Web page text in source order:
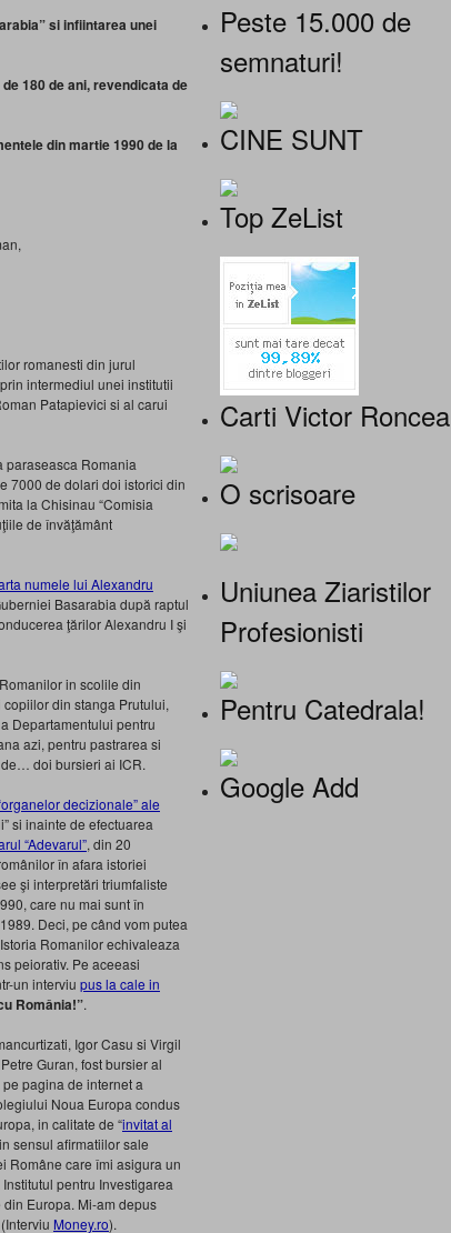
si infiintarea unei
180 de ani, revendicata de
din martie 1990 de la
romanesti din jurul
intermediul unei institutii
Patapievici si al carui
paraseasca Romania
7000 de dolari doi istorici din
la Chisinau “Comisia
de învăţământ
numele lui Alexandru
Basarabia după raptul
ţărilor Alexandru I şi
in scolile din
din stanga Prutului,
Departamentului pentru
azi, pentru pastrarea si
doi bursieri ai ICR.
decizionale” ale
si inainte de efectuarea
“Adevarul”, din 20
în afara istoriei
şi interpretări triumfaliste
care nu mai sunt în
Deci, pe când vom putea
Romanilor echivaleaza
peiorativ. Pe aceeasi
un interviu pus la cale in
România!”.
Igor Casu si Virgil
Guran, fost bursier al
pagina de internet a
Noua Europa condus
in calitate de “invitat al
sensul afirmatiilor sale
Române care îmi asigura un
pentru Investigarea
Europa. Mi‑am depus
Money.ro).
Peste 15.000 de
semnaturi!
CINE SUNT
Top ZeList
Carti Victor Roncea
O scrisoare
Uniunea Ziaristilor
Profesionisti
Pentru Catedrala!
Google Add